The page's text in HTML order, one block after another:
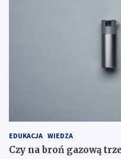
EDUKACJA WIEDZA
Czy na broń gazową